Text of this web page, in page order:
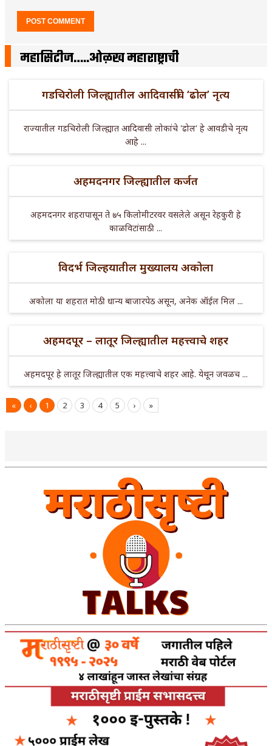
महासिटीज…..ओळख महाराष्ट्राची
गडचिरोली जिल्ह्यातील आदिवासींचे ‘ढोल’ नृत्य
राज्यातील गडचिरोली जिल्ह्यात आदिवासी लोकांचे 'ढोल' हे आवडीचे नृत्य
आहे ...
अहमदनगर जिल्ह्यातील कर्जत
अहमदनगर शहरापासून ते ७५ किलोमीटरवर वसलेले असून रेहकुरी हे
काळविटांसाठी ...
विदर्भ जिल्हयातील मुख्यालय अकोला
अकोला या शहरात मोठी धान्य बाजारपेठ असून, अनेक ऑईल मिल ...
अहमदपूर – लातूर जिल्ह्यातील महत्त्वाचे शहर
अहमदपूर हे लातूर जिल्ह्यातील एक महत्त्वाचे शहर आहे. येथून जवळच ...
« ‹ 1 2 3 4 5 › »